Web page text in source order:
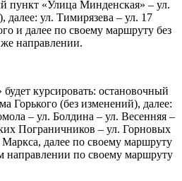
пункт «Улица Минденская» – ул.
далее: ул. Тимирязева – ул. 17
и далее по своему маршруту без
направлении.
курсировать: остановочный
(без изменений), далее:
– ул. Болдина – ул. Весенняя –
Пограничников – ул. Горновых
далее по своему маршруту
направлении по своему маршруту